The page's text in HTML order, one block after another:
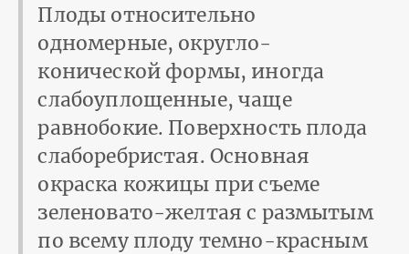
Плоды относительно
одномерные, округло-
конической формы, иногда
слабоуплощенные, чаще
равнобокие. Поверхность плода
слаборебристая. Основная
окраска кожицы при съеме
зеленовато-желтая с размытым
по всему плоду темно-красным